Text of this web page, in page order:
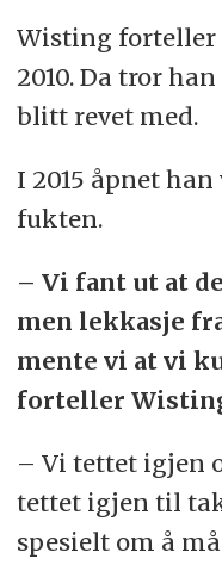
Wisting
2010. Da tror
blitt revet med.
I 2015 åpnet
fukten.
– Vi fant ut at
men lekkasje
mente vi at vi
forteller
– Vi tettet igjen
tettet igjen til
spesielt om å